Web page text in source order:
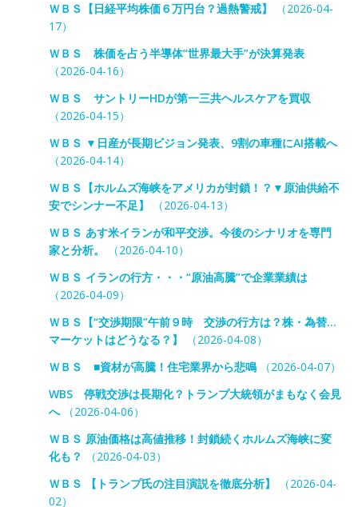
ＷＢＳ【日経平均株価６万円台？過熱警戒】
（2026-04-
17）
ＷＢＳ 株価を占う半導体“世界最大手”が決算発表
（2026-04-16）
ＷＢＳ サントリーHDが第一三共ヘルスケアを買収
（2026-04-15）
ＷＢＳ ▼日産が長期ビジョン発表、9割の車種にAI搭載へ
（2026-04-14）
ＷＢＳ【ホルムズ海峡をアメリカが封鎖！？▼原油供給不
安でシンナー不足】
（2026-04-13）
ＷＢＳ あす米イランが和平交渉。今後のシナリオを専門
家と分析。
（2026-04-10）
ＷＢＳ イランの行方・・・“原油高騰”で企業業績は
（2026-04-09）
ＷＢＳ【“交渉期限”午前９時 交渉の行方は？株・為替…
マーケットはどうなる？】
（2026-04-08）
ＷＢＳ ■資材が高騰！住宅業界から悲鳴（2026-04-07）
WBS 停戦交渉は長期化？トランプ大統領がまもなく会見
へ（2026-04-06）
ＷＢＳ 原油価格は高値推移！封鎖続くホルムズ海峡に変
化も？
（2026-04-03）
ＷＢＳ 【トランプ氏の注目演説を徹底分析】
（2026-04-
02）